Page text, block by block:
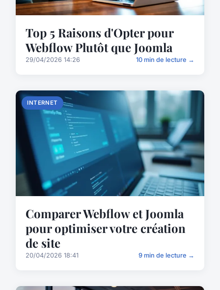
Top 5 Raisons d'Opter pour
Webflow Plutôt que Joomla
29/04/2026 14:26 10 min de lecture →
INTERNET
Comparer Webflow et Joomla
pour optimiser votre création
de site
20/04/2026 18:41 9 min de lecture →